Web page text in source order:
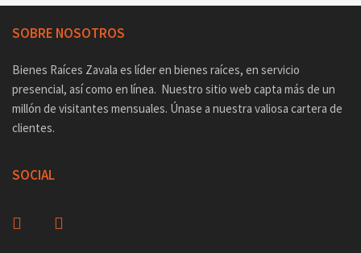
SOBRE NOSOTROS
Bienes Raíces Zavala es líder en bienes raíces, en servicio
presencial, así como en línea. Nuestro sitio web capta más de un
millón de visitantes mensuales. Únase a nuestra valiosa cartera de
clientes.
SOCIAL